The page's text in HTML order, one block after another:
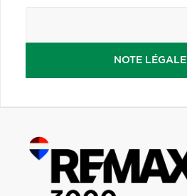
NOTE LÉGALE